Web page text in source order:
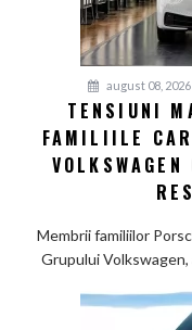
august 08, 2026
TENSIUNI
FAMILIILE
Membrii familiilor
Grupului